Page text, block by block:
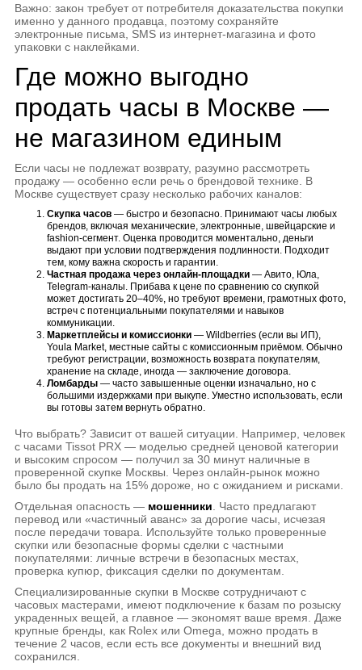
Важно: закон требует от потребителя доказательства покупки
именно у данного продавца, поэтому сохраняйте
электронные письма, SMS из интернет-магазина и фото
упаковки с наклейками.
Где можно выгодно
продать часы в Москве —
не магазином единым
Если часы не подлежат возврату, разумно рассмотреть
продажу — особенно если речь о брендовой технике. В
Москве существует сразу несколько рабочих каналов:
Скупка часов — быстро и безопасно. Принимают часы любых
брендов, включая механические, электронные, швейцарские и
fashion-сегмент. Оценка проводится моментально, деньги
выдают при условии подтверждения подлинности. Подходит
тем, кому важна скорость и гарантии.
Частная продажа через онлайн-площадки — Авито, Юла,
Telegram-каналы. Прибава к цене по сравнению со скупкой
может достигать 20–40%, но требуют времени, грамотных фото,
встреч с потенциальными покупателями и навыков
коммуникации.
Маркетплейсы и комиссионки — Wildberries (если вы ИП),
Youla Market, местные сайты с комиссионным приёмом. Обычно
требуют регистрации, возможность возврата покупателям,
хранение на складе, иногда — заключение договора.
Ломбарды — часто завышенные оценки изначально, но с
большими издержками при выкупе. Уместно использовать, если
вы готовы затем вернуть обратно.
Что выбрать? Зависит от вашей ситуации. Например, человек
с часами Tissot PRX — моделью средней ценовой категории
и высоким спросом — получил за 30 минут наличные в
проверенной скупке Москвы. Через онлайн-рынок можно
было бы продать на 15% дороже, но с ожиданием и рисками.
Отдельная опасность — мошенники . Часто предлагают
перевод или «частичный аванс» за дорогие часы, исчезая
после передачи товара. Используйте только проверенные
скупки или безопасные формы сделки с частными
покупателями: личные встречи в безопасных местах,
проверка купюр, фиксация сделки по документам.
Специализированные скупки в Москве сотрудничают с
часовых мастерами, имеют подключение к базам по розыску
украденных вещей, а главное — экономят ваше время. Даже
крупные бренды, как Rolex или Omega, можно продать в
течение 2 часов, если есть все документы и внешний вид
сохранился.